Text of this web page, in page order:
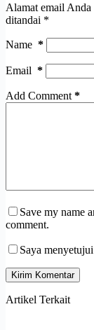
Alamat email
ditandai *
Name *
Email *
Add Comment *
Save my name
comment.
Saya
Kirim Komentar
Artikel Terkait